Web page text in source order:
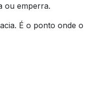
ou emperra.
É o ponto onde o